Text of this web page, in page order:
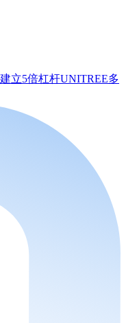
立5倍杠杆UNITREE多